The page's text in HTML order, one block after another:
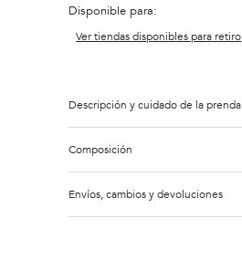
Disponible para:
Ver tiendas disponibles para retiro
Descripción y cuidado de la prenda
Composición
Envíos, cambios y devoluciones